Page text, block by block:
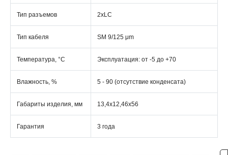
Тип разъемов 2xLC
Тип кабеля SМ 9/125 μm
Температура, °C Эксплуатация: от -5 до +70
Влажность, % 5 - 90 (отсутствие конденсата)
Габариты изделия, мм 13,4х12,46х56
Гарантия 3 года